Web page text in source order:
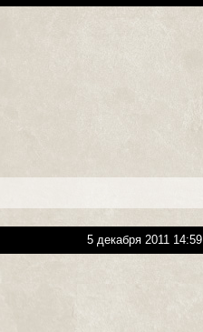
5 декабря 2011 14:59